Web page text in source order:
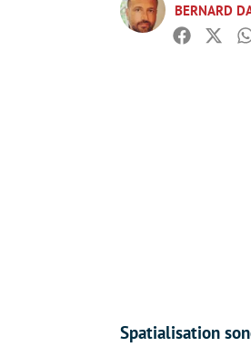
BERNARD
Facebook
Spatialisation